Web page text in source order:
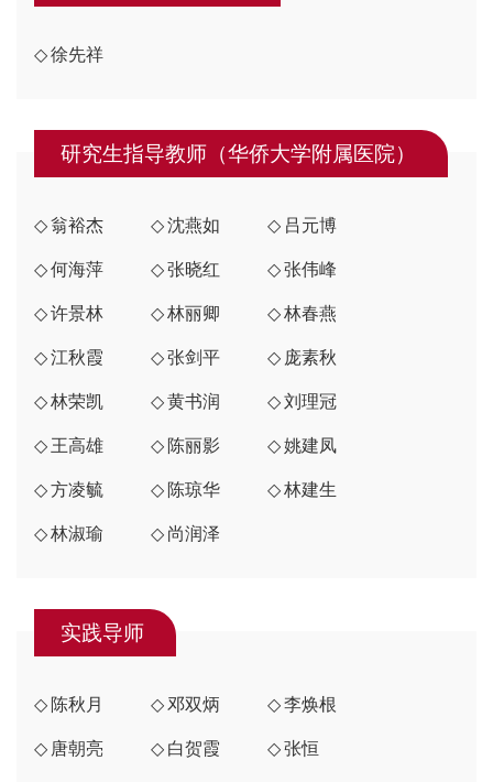
徐先祥
研究生指导教师（华侨大学附属医院）
翁裕杰 沈燕如 吕元博
何海萍 张晓红 张伟峰
许景林 林丽卿 林春燕
江秋霞 张剑平 庞素秋
林荣凯 黄书润 刘理冠
王高雄 陈丽影 姚建凤
方凌毓 陈琼华 林建生
林淑瑜 尚润泽
实践导师
陈秋月 邓双炳 李焕根
唐朝亮 白贺霞 张恒